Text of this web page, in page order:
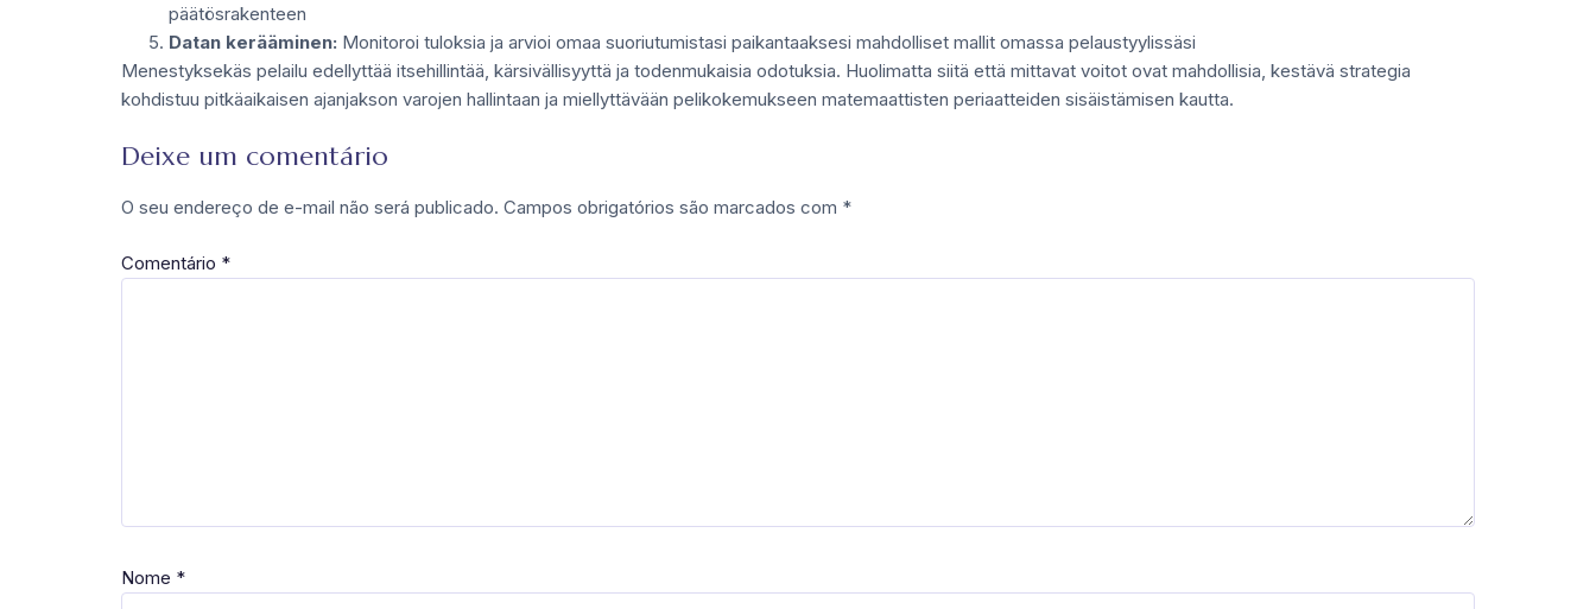
päätösrakenteen
Datan kerääminen: Monitoroi tuloksia ja arvioi omaa suoriutumistasi paikantaaksesi mahdolliset mallit omassa pelaustyylissäsi
Menestyksekäs pelailu edellyttää itsehillintää, kärsivällisyyttä ja todenmukaisia odotuksia. Huolimatta siitä että mittavat voitot ovat mahdollisia, kestävä strategia
kohdistuu pitkäaikaisen ajanjakson varojen hallintaan ja miellyttävään pelikokemukseen matemaattisten periaatteiden sisäistämisen kautta.
Deixe um comentário
O seu endereço de e-mail não será publicado. Campos obrigatórios são marcados com *
Comentário *
Nome *